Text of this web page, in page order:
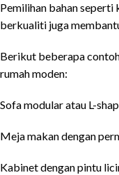
Pemilihan bahan seperti
berkualiti juga
Berikut beberapa
rumah moden:
Sofa modular atau L-
Meja makan dengan
Kabinet dengan pintu